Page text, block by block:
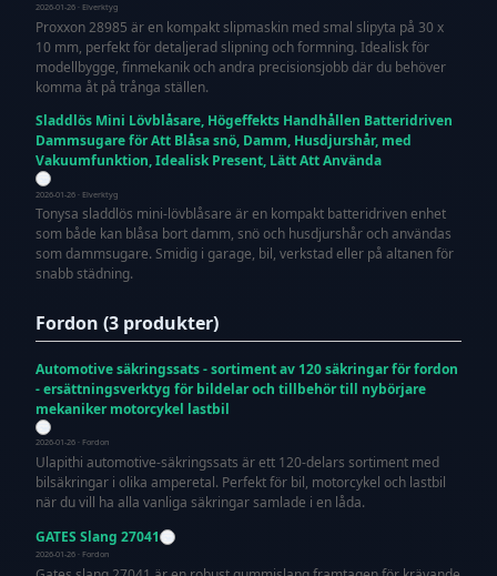
2026-01-26 · Elverktyg
Proxxon 28985 är en kompakt slipmaskin med smal slipyta på 30 x
10 mm, perfekt för detaljerad slipning och formning. Idealisk för
modellbygge, finmekanik och andra precisionsjobb där du behöver
komma åt på trånga ställen.
Sladdlös Mini Lövblåsare, Högeffekts Handhållen Batteridriven
Dammsugare för Att Blåsa snö, Damm, Husdjurshår, med
Vakuumfunktion, Idealisk Present, Lätt Att Använda
2026-01-26 · Elverktyg
Tonysa sladdlös mini-lövblåsare är en kompakt batteridriven enhet
som både kan blåsa bort damm, snö och husdjurshår och användas
som dammsugare. Smidig i garage, bil, verkstad eller på altanen för
snabb städning.
Fordon (3 produkter)
Automotive säkringssats - sortiment av 120 säkringar för fordon
- ersättningsverktyg för bildelar och tillbehör till nybörjare
mekaniker motorcykel lastbil
2026-01-26 · Fordon
Ulapithi automotive-säkringssats är ett 120-delars sortiment med
bilsäkringar i olika amperetal. Perfekt för bil, motorcykel och lastbil
när du vill ha alla vanliga säkringar samlade i en låda.
GATES Slang 27041
2026-01-26 · Fordon